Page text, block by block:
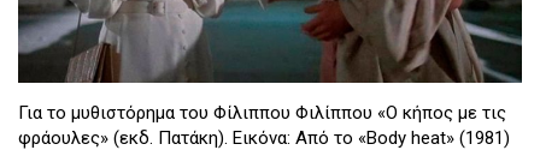
Για το μυθιστόρημα του Φίλιππου Φιλίππου «Ο κήπος με τις
φράουλες» (εκδ. Πατάκη). Εικόνα: Από το «Body heat» (1981)